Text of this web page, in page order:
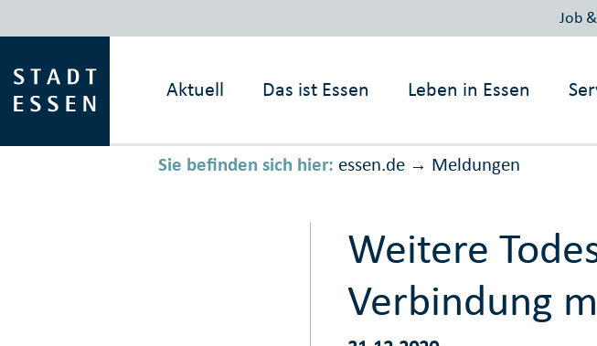
Job
Aktuell Das ist Essen Leben in Essen
Sie befinden sich hier: essen.de → Meldungen
Weitere
Verbindung